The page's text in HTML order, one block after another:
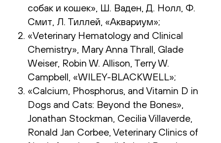
собак и кошек», Ш. Ваден, Д. Нолл, Ф.
Смит, Л. Тиллей, «Аквариум»;
«Veterinary Hematology and Clinical
Chemistry», Mary Anna Thrall, Glade
Weiser, Robin W. Allison, Terry W.
Campbell, «WILEY-BLACKWELL»;
«Calcium, Phosphorus, and Vitamin D in
Dogs and Cats: Beyond the Bones»,
Jonathan Stockman, Cecilia Villaverde,
Ronald Jan Corbee, Veterinary Clinics of